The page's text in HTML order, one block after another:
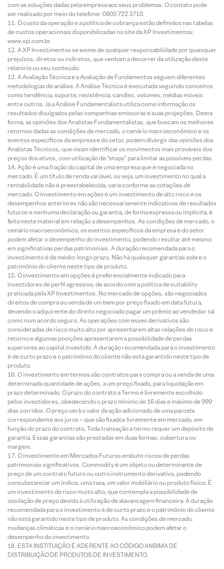
com as soluções dadas pela empresa aos seus problemas. O contato pode
ser realizado por meio do telefone: 0800 722 3710.
O custo da operação e a política de cobrança estão definidos nas tabelas
de custos operacionais disponibilizadas no site da XP Investimentos:
www.xpi.com.br.
A XP Investimentos se exime de qualquer responsabilidade por quaisquer
prejuízos, diretos ou indiretos, que venham a decorrer da utilização deste
relatório ou seu conteúdo.
A Avaliação Técnica e a Avaliação de Fundamentos seguem diferentes
metodologias de análise. A Análise Técnica é executada seguindo conceitos
como tendência, suporte, resistência, candles, volumes, médias móveis
entre outros. Já a Análise Fundamentalista utiliza como informação os
resultados divulgados pelas companhias emissoras e suas projeções. Desta
forma, as opiniões dos Analistas Fundamentalistas, que buscam os melhores
retornos dadas as condições de mercado, o cenário macroeconômico e os
eventos específicos da empresa e do setor, podem divergir das opiniões dos
Analistas Técnicos, que visam identificar os movimentos mais prováveis dos
preços dos ativos, com utilização de “stops” para limitar as possíveis perdas.
Ação é uma fração do capital de uma empresa que é negociada no
mercado. É um título de renda variável, ou seja, um investimento no qual a
rentabilidade não é preestabelecida, varia conforme as cotações de
mercado. O investimento em ações é um investimento de alto risco e os
desempenhos anteriores não são necessariamente indicativos de resultados
futuros e nenhuma declaração ou garantia, de forma expressa ou implícita, é
feita neste material em relação a desempenhos. As condições de mercado, o
cenário macroeconômico, os eventos específicos da empresa e do setor
podem afetar o desempenho do investimento, podendo resultar até mesmo
em significativas perdas patrimoniais. A duração recomendada para o
investimento é de médio-longo prazo. Não há quaisquer garantias sobre o
patrimônio do cliente neste tipo de produto.
O investimento em opções é preferencialmente indicado para
investidores de perfil agressivo, de acordo com a política de suitability
praticada pela XP Investimentos. No mercado de opções, são negociados
direitos de compra ou venda de um bem por preço fixado em data futura,
devendo o adquirente do direito negociado pagar um prêmio ao vendedor tal
como num acordo seguro. As operações com esses derivativos são
consideradas de risco muito alto por apresentarem altas relações de risco e
retorno e algumas posições apresentarem a possibilidade de perdas
superiores ao capital investido. A duração recomendada para o investimento
é de curto prazo e o patrimônio do cliente não está garantido neste tipo de
produto.
O investimento em termos são contratos para compra ou a venda de uma
determinada quantidade de ações, a um preço fixado, para liquidação em
prazo determinado. O prazo do contrato a Termo é livremente escolhido
pelos investidores, obedecendo o prazo mínimo de 16 dias e máximo de 999
dias corridos. O preço será o valor da ação adicionado de uma parcela
correspondente aos juros – que são fixados livremente em mercado, em
função do prazo do contrato. Toda transação a termo requer um depósito de
garantia. Essas garantias são prestadas em duas formas: cobertura ou
margem.
O investimento em Mercados Futuros embute riscos de perdas
patrimoniais significativos. Commodity é um objeto ou determinante de
preço de um contrato futuro ou outro instrumento derivativo, podendo
consubstanciar um índice, uma taxa, um valor mobiliário ou produto físico. É
um investimento de risco muito alto, que contempla a possibilidade de
oscilação de preço devido à utilização de alavancagem financeira. A duração
recomendada para o investimento é de curto prazo e o patrimônio do cliente
não está garantido neste tipo de produto. As condições de mercado,
mudanças climáticas e o cenário macroeconômico podem afetar o
desempenho do investimento.
ESTA INSTITUIÇÃO É ADERENTE AO CÓDIGO ANBIMA DE
DISTRIBUIÇÃO DE PRODUTOS DE INVESTIMENTO.